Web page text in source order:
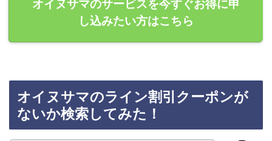
オイヌサマのサービスを今すぐお得に申
し込みたい方はこちら
オイヌサマのライン割引クーポンが
ないか検索してみた！